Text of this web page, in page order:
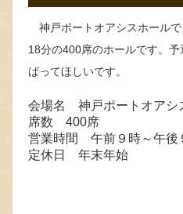
神戸ポートオアシスホール
18分の400席のホールです。
ばってほしいです。
会場名 神戸ポートオアシ
席数 400席
営業時間 午前９時～午後
定休日 年末年始